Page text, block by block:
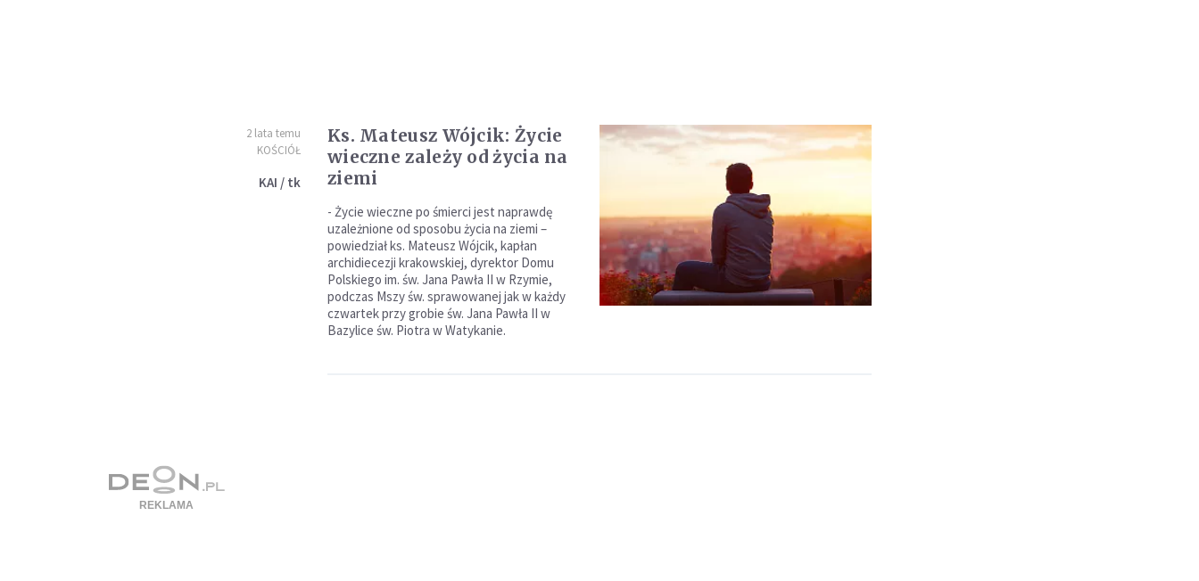
2 lata temu
KOŚCIÓŁ
KAI / tk
Ks. Mateusz Wójcik: Życie
wieczne zależy od życia na
ziemi
- Życie wieczne po śmierci jest naprawdę
uzależnione od sposobu życia na ziemi –
powiedział ks. Mateusz Wójcik, kapłan
archidiecezji krakowskiej, dyrektor Domu
Polskiego im. św. Jana Pawła II w Rzymie,
podczas Mszy św. sprawowanej jak w każdy
czwartek przy grobie św. Jana Pawła II w
Bazylice św. Piotra w Watykanie.